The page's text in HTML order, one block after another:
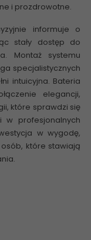
i prozdrowotne.
informuje o
stały dostęp do
Montaż systemu
specjalistycznych
intuicyjna. Bateria
elegancji,
które sprawdzi się
profesjonalnych
w wygodę,
które stawiają